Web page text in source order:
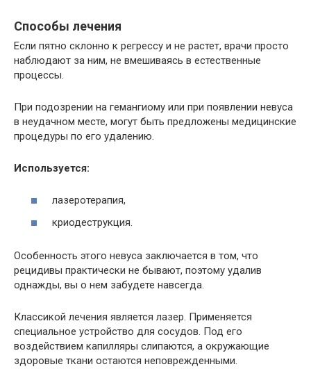
Способы лечения
Если пятно склонно к регрессу и не растет, врачи просто
наблюдают за ним, не вмешиваясь в естественные
процессы.
При подозрении на гемангиому или при появлении невуса
в неудачном месте, могут быть предложены медицинские
процедуры по его удалению.
Используется:
лазеротерапия,
криодеструкция.
Особенность этого невуса заключается в том, что
рецидивы практически не бывают, поэтому удалив
однажды, вы о нем забудете навсегда.
Классикой лечения является лазер. Применяется
специальное устройство для сосудов. Под его
воздействием капилляры слипаются, а окружающие
здоровые ткани остаются неповрежденными.